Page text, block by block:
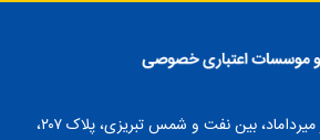
تهران، ضلع شمالی بلوار میرداماد، بین نفت و شمس تبریزی، پلاک ۲۰۷،